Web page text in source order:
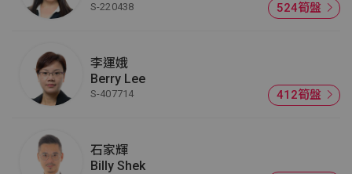
S-220438 524筍盤
李運娥
Berry Lee
S-407714 412筍盤
石家輝
Billy Shek